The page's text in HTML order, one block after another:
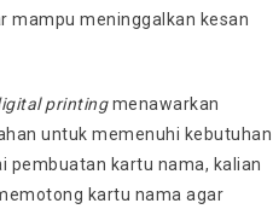
mampu meninggalkan kesan
printingmenawarkan
untuk memenuhi kebutuhan
pembuatan kartu nama, kalian
kartu nama agar